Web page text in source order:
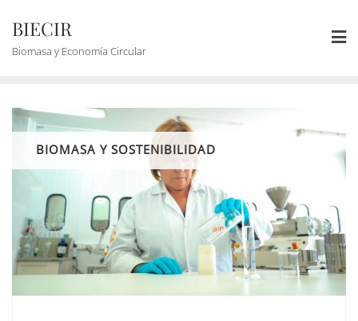
BIECIR
Biomasa y Economía Circular
BIOMASA Y SOSTENIBILIDAD